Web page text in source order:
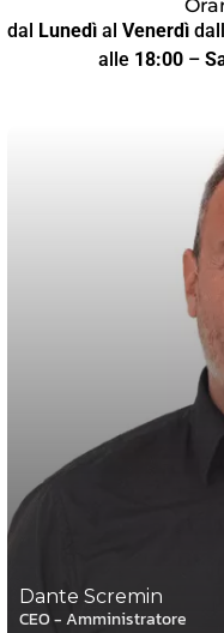
dal Lunedì al Venerdì
alle 18:00–
Dante Scremin
CEO - Amministratore